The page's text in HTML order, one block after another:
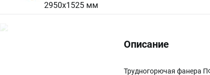
2950х1525 мм
Описание
Трудногорючая фанера